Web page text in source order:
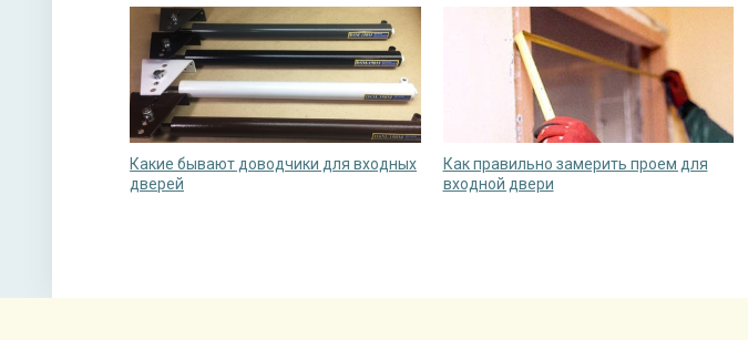
Какие бывают доводчики для входных
дверей
Как правильно замерить проем для
входной двери